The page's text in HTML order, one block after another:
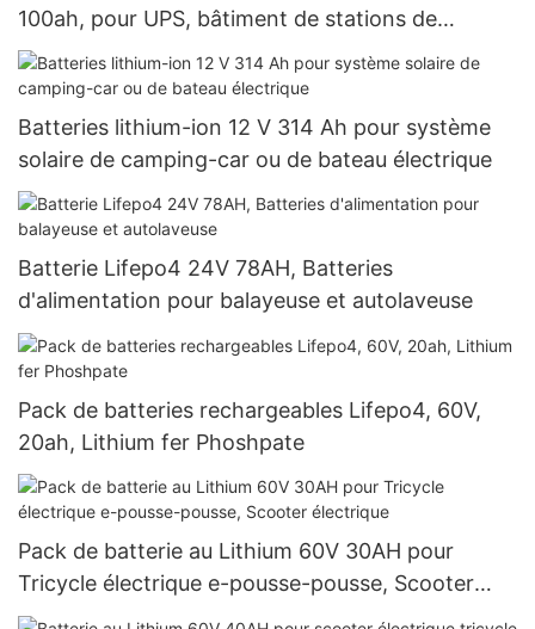
100ah, pour UPS, bâtiment de stations de
télécommunication
Batteries lithium-ion 12 V 314 Ah pour système
solaire de camping-car ou de bateau électrique
Batterie Lifepo4 24V 78AH, Batteries
d'alimentation pour balayeuse et autolaveuse
Pack de batteries rechargeables Lifepo4, 60V,
20ah, Lithium fer Phoshpate
Pack de batterie au Lithium 60V 30AH pour
Tricycle électrique e-pousse-pousse, Scooter
électrique